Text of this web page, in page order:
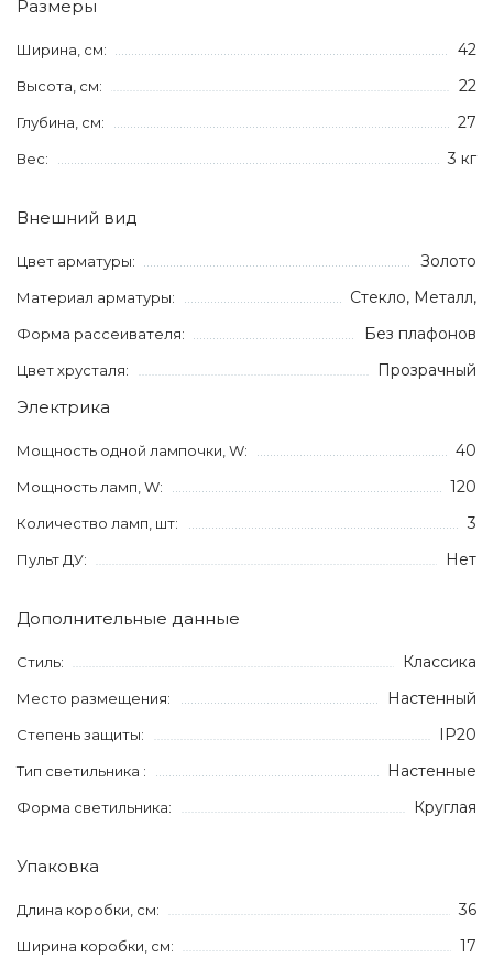
Размеры
Ширина, см: 42
Высота, см: 22
Глубина, см: 27
Вес: 3 кг
Внешний вид
Цвет арматуры: Золото
Материал арматуры: Стекло, Металл,
Форма рассеивателя: Без плафонов
Цвет хрусталя: Прозрачный
Электрика
Мощность одной лампочки, W: 40
Мощность ламп, W: 120
Количество ламп, шт: 3
Пульт ДУ: Нет
Дополнительные данные
Стиль: Классика
Место размещения: Настенный
Степень защиты: IP20
Тип светильника : Настенные
Форма светильника: Круглая
Упаковка
Длина коробки, см: 36
Ширина коробки, см: 17